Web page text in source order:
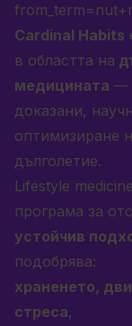
Cardinal Habits
в областта на
медицината —
доказани,
оптимизиране
дълголетие.
Lifestyle
програма за
устойчив
подобрява:
храненето,
стреса,